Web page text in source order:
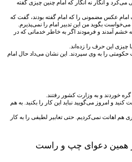
و انگار نه انگار که امام چنین چیزی گفته
امام عکس مضمونی را که امام گفته بودند، گفت که
بگوید من این تدبیر امام را نمی‌پذیرم.
آمدند و فرمودند اگر به خاطر خدماتی که در
چیزی این حرف را زده‌اند.
حکومتی را به وی سپردند. این نشان می‌داد حال امام
گره خوردند و به وزارت کشور رفتند.
و امروز می‌گویید نباید این کار را بکنید. به هم
هم اهانت نمی‌کردیم. حتی تعابیر لطیفی را به کار
در همین دعوای چپ و راست